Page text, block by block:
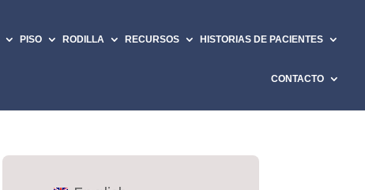
PISO RODILLA RECURSOS HISTORIAS DE PACIENTES
CONTACTO